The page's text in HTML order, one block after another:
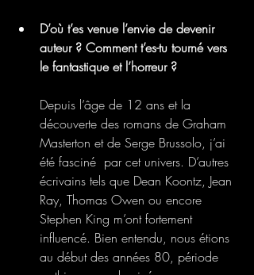
D’où t’es venue l’envie de devenir
auteur ? Comment t’es-tu tourné vers
le fantastique et l’horreur ?
Depuis l’âge de 12 ans et la
découverte des romans de Graham
Masterton et de Serge Brussolo, j’ai
été fasciné  par cet univers. D’autres
écrivains tels que Dean Koontz, Jean
Ray, Thomas Owen ou encore
Stephen King m’ont fortement
influencé. Bien entendu, nous étions
au début des années 80, période